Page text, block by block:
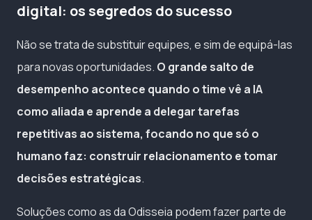
digital: os segredos do sucesso
Não se trata de substituir equipes, e sim de equipá-las
para novas oportunidades. O grande salto de
desempenho acontece quando o time vê a IA
como aliada e aprende a delegar tarefas
repetitivas ao sistema, focando no que só o
humano faz: construir relacionamento e tomar
decisões estratégicas.
Soluções como as da Odisseia podem fazer parte de